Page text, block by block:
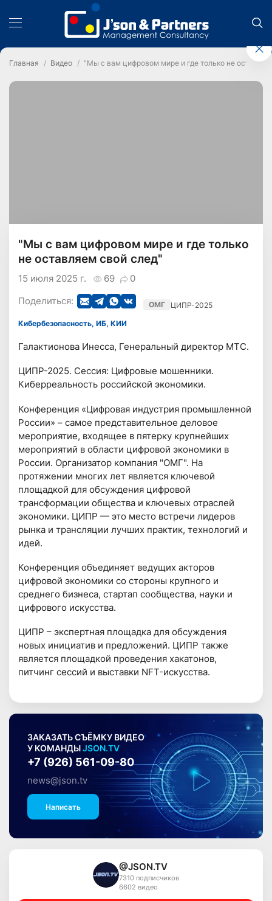
Главная Видео "Мы с вам цифровом мире и где только не
"Мы с вам цифровом мире и где только
не оставляем свой след"
69 0
15 июля 2025 г.
Поделиться:
ОМГ ЦИПР-2025
Кибербезопасность, ИБ, КИИ
Галактионова Инесса, Генеральный директор МТС.
ЦИПР-2025. Сессия: Цифровые мошенники.
Киберреальность российской экономики.
Конференция «Цифровая индустрия промышленной
России» – самое представительное деловое
мероприятие, входящее в пятерку крупнейших
мероприятий в области цифровой экономики в
России. Организатор компания "ОМГ". На
протяжении многих лет является ключевой
площадкой для обсуждения цифровой
трансформации общества и ключевых отраслей
экономики. ЦИПР — это место встречи лидеров
рынка и трансляции лучших практик, технологий и
идей.
Конференция объединяет ведущих акторов
цифровой экономики со стороны крупного и
среднего бизнеса, стартап сообщества, науки и
цифрового искусства.
ЦИПР – экспертная площадка для обсуждения
новых инициатив и предложений. ЦИПР также
является площадкой проведения хакатонов,
питчинг сессий и выставки NFT-искусства.
ЗАКАЗАТЬ СЪЁМКУ ВИДЕО
У КОМАНДЫJSON.TV
+7 (926) 561-09-80
news@json.tv
Написать
@JSON.TV
7310 подписчиков
6602 видео